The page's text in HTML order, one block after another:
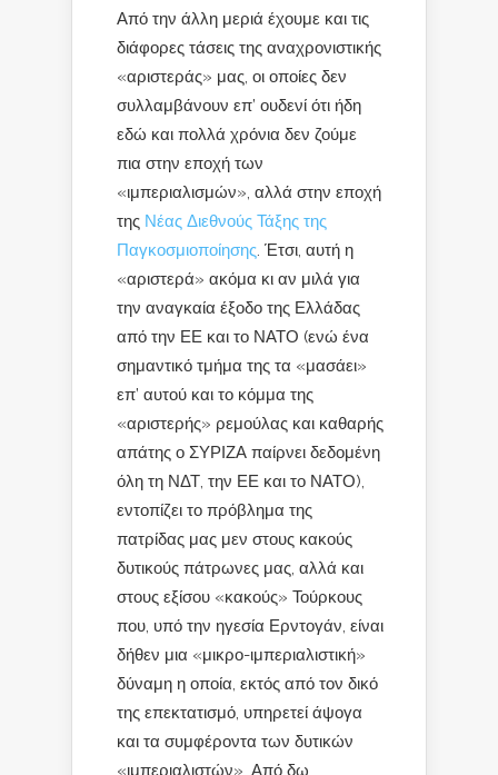
Από την άλλη μεριά έχουμε και τις
διάφορες τάσεις της αναχρονιστικής
«αριστεράς» μας, οι οποίες δεν
συλλαμβάνουν επ’ ουδενί ότι ήδη
εδώ και πολλά χρόνια δεν ζούμε
πια στην εποχή των
«ιμπεριαλισμών», αλλά στην εποχή
της Νέας Διεθνούς Τάξης της
Παγκοσμιοποίησης. Έτσι, αυτή η
«αριστερά» ακόμα κι αν μιλά για
την αναγκαία έξοδο της Ελλάδας
από την ΕΕ και το ΝΑΤΟ (ενώ ένα
σημαντικό τμήμα της τα «μασάει»
επ’ αυτού και το κόμμα της
«αριστερής» ρεμούλας και καθαρής
απάτης ο ΣΥΡΙΖΑ παίρνει δεδομένη
όλη τη ΝΔΤ, την ΕΕ και το ΝΑΤΟ),
εντοπίζει το πρόβλημα της
πατρίδας μας μεν στους κακούς
δυτικούς πάτρωνες μας, αλλά και
στους εξίσου «κακούς» Τούρκους
που, υπό την ηγεσία Ερντογάν, είναι
δήθεν μια «μικρο-ιμπεριαλιστική»
δύναμη η οποία, εκτός από τον δικό
της επεκτατισμό, υπηρετεί άψογα
και τα συμφέροντα των δυτικών
«ιμπεριαλιστών». Από δω